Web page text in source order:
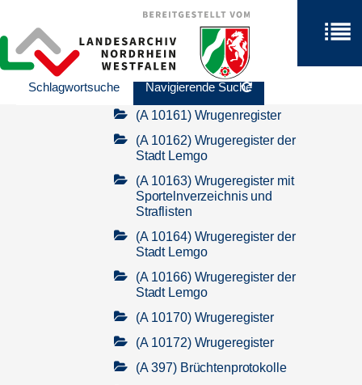
Schlagwortsuche Navigierende Suche
Magistratsgericht
Akten
Protokolle
(A 10160) Brüchtenregister
(A 10161) Wrugenregister
(A 10162) Wrugeregister der
Stadt Lemgo
(A 10163) Wrugeregister mit
Sportelnverzeichnis und
Straflisten
(A 10164) Wrugeregister der
Stadt Lemgo
(A 10166) Wrugeregister der
Stadt Lemgo
(A 10170) Wrugeregister
(A 10172) Wrugeregister
(A 397) Brüchtenprotokolle